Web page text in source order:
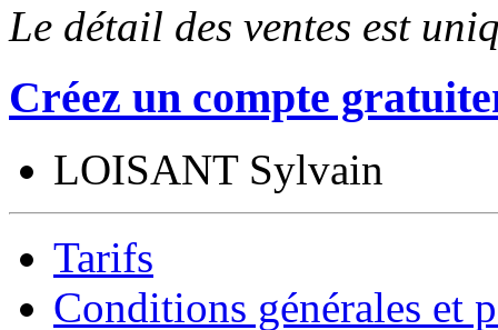
Le détail des ventes est
Créez un compte
LOISANT Sylvain
Tarifs
Conditions générales et